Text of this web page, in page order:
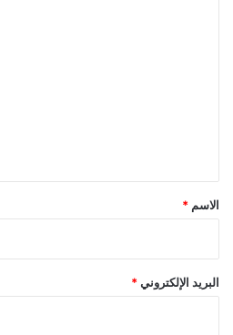
*
الاسم *
البريد الإلكتروني *